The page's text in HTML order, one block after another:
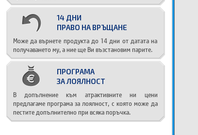
14 ДНИ
ПРАВО НА ВРЪЩАНЕ
Може да върнете продукта до 14 дни от датата на
получаването му, а ние ще Ви възстановим парите.
ПРОГРАМА
ЗА ЛОЯЛНОСТ
В допълнение към атрактивните ни цени
предлагаме програма за лоялност, с която може да
пестите допълнително при всяка поръчка.